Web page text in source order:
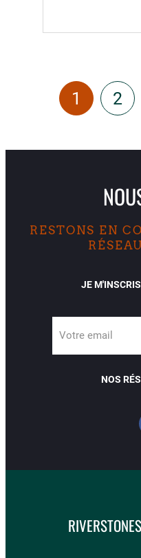
1 2
RESTONS EN
JE
Votre email
NOS
RIVERSTONES